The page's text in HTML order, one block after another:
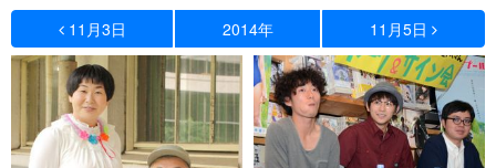
11月3日 2014年 11月5日